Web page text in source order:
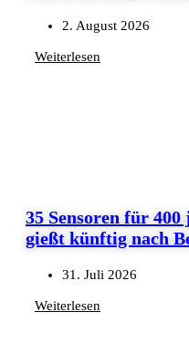
2. August 2026
Weiterlesen
35 Sensoren für
gießt künftig nach
31. Juli 2026
Weiterlesen